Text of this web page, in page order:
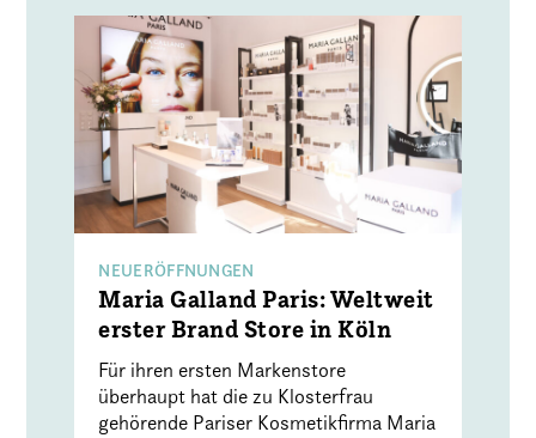
NEUERÖFFNUNGEN
Maria Galland Paris: Weltweit
erster Brand Store in Köln
Für ihren ersten Markenstore
überhaupt hat die zu Klosterfrau
gehörende Pariser Kosmetikfirma Maria